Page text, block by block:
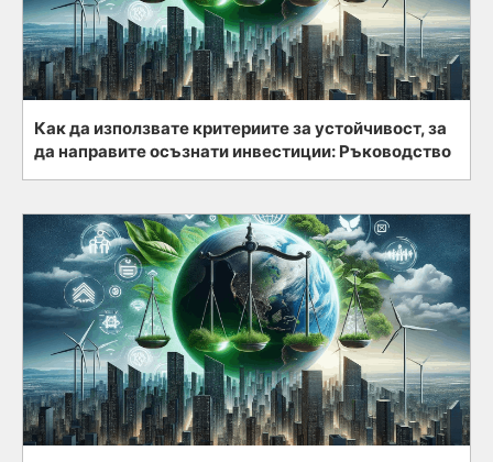
Как да използвате критериите за устойчивост, за
да направите осъзнати инвестиции: Ръководство